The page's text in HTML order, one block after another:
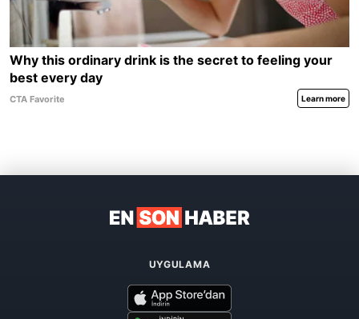
UYGULAMA